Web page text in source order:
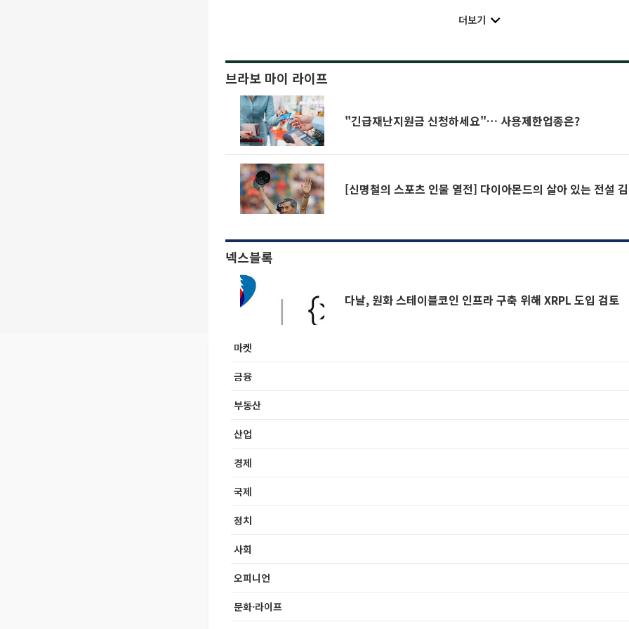
더보기
브라보 마이 라이프
"긴급재난지원금 신청하세요"… 사용제한업종은?
[신명철의 스포츠 인물 열전] 다이아몬드의 살아 있는 전설
넥스블록
다날, 원화 스테이블코인 인프라 구축 위해 XRPL 도입 검토
마켓
금융
부동산
산업
경제
국제
정치
사회
오피니언
문화·라이프